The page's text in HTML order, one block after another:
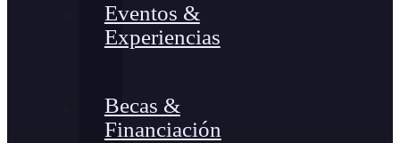
Eventos &
Experiencias
Becas &
Financiación